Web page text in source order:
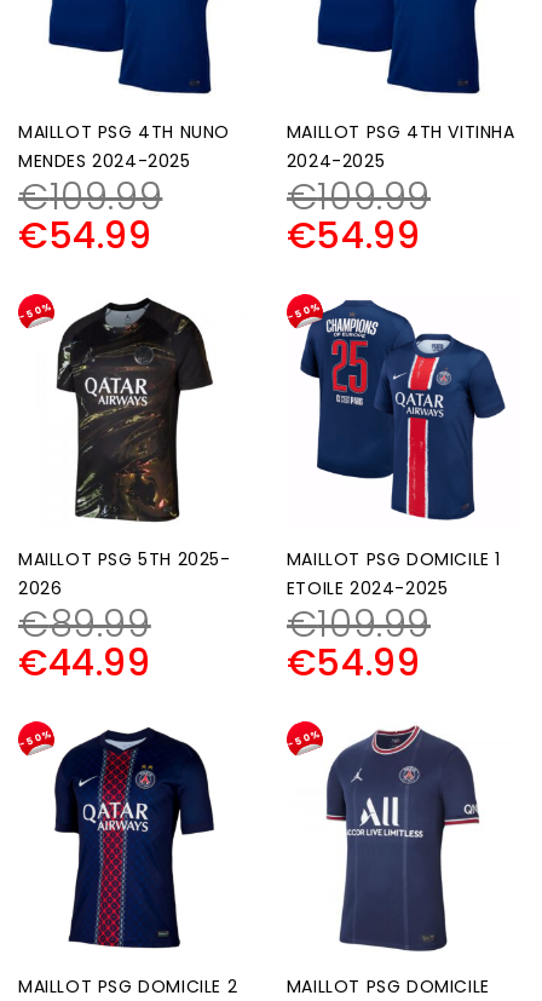
MAILLOT PSG 4TH NUNO
MENDES 2024-2025
€109.99
€54.99
MAILLOT PSG 4TH VITINHA
2024-2025
€109.99
€54.99
-50%
MAILLOT PSG 5TH 2025-
2026
€89.99
€44.99
-50%
MAILLOT PSG DOMICILE 1
ETOILE 2024-2025
€109.99
€54.99
-50%
MAILLOT PSG DOMICILE 2
-50%
MAILLOT PSG DOMICILE